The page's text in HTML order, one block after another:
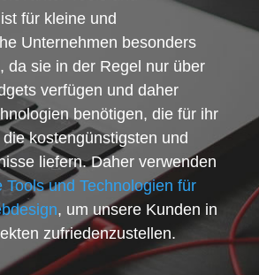
für kleine und
Unternehmen besonders
da sie in der Regel nur über
verfügen und daher
benötigen, die für ihr
kostengünstigsten und
liefern. Daher verwenden
Tools und Technologien für
, um unsere Kunden in
zufriedenzustellen.